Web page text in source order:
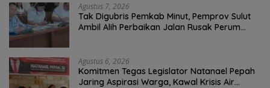
Agustus 7, 2026
Tak Digubris Pemkab Minut, Pemprov Sulut
Ambil Alih Perbaikan Jalan Rusak Perum
Agustus 6, 2026
Komitmen Tegas Legislator Natanael Pepah
Jaring Aspirasi Warga, Kawal Krisis Air